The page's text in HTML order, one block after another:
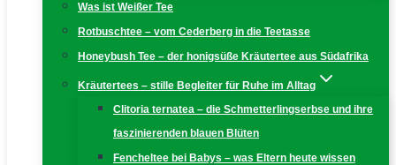
Was ist Weißer Tee
Rotbuschtee – vom Cederberg in die Teetasse
Honeybush Tee – der honigsüße Kräutertee aus Südafrika
Kräutertees – stille Begleiter für Ruhe im Alltag
Clitoria ternatea – die Schmetterlingserbse und ihre
faszinierenden blauen Blüten
Fencheltee bei Babys – was Eltern heute wissen